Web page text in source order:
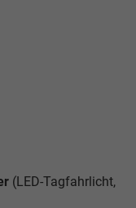
(LED-Tagfahrlicht,